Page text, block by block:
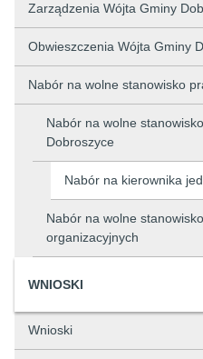
Zarządzenia Wójta Gminy
Obwieszczenia Wójta Gminy
Nabór na wolne stanowisko
Nabór na wolne
Dobroszyce
Nabór na kierownika
Nabór na wolne
organizacyjnych
WNIOSKI
Wnioski